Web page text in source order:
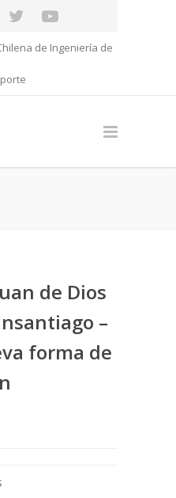
de Ingeniería de
de Dios
–
forma de